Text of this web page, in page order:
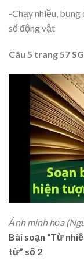
-Chạy nhiều,
số động vật
Câu 5 trang 57
Ảnh minh họa
Bài soạn “Từ
từ” số 2